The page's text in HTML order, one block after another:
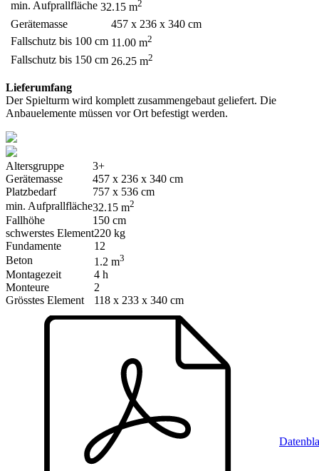
min. Aufprallfläche 32.15 m2
Gerätemasse
457 x 236 x 340 cm
Fallschutz bis 100 cm 11.00 m2
Fallschutz bis 150 cm 26.25 m2
Lieferumfang
Der Spielturm wird komplett zusammengebaut geliefert. Die
Anbauelemente müssen vor Ort befestigt werden.
Altersgruppe
3+
Gerätemasse
457 x 236 x 340 cm
Platzbedarf
757 x 536 cm
min. Aufprallfläche32.15 m2
Fallhöhe
150 cm
schwerstes Element220 kg
Fundamente
12
Beton
1.2 m3
Montagezeit
4 h
Monteure
2
Grösstes Element
118 x 233 x 340 cm